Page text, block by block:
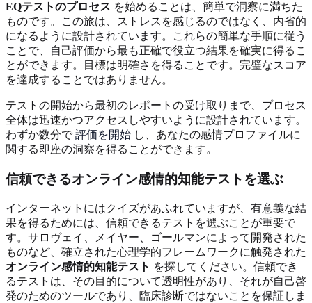
EQテストのプロセス を始めることは、簡単で洞察に満ちた
ものです。この旅は、ストレスを感じるのではなく、内省的
になるように設計されています。これらの簡単な手順に従う
ことで、自己評価から最も正確で役立つ結果を確実に得るこ
とができます。目標は明確さを得ることです。完璧なスコア
を達成することではありません。
テストの開始から最初のレポートの受け取りまで、プロセス
全体は迅速かつアクセスしやすいように設計されています。
わずか数分で評価を開始 し、あなたの感情プロファイルに
関する即座の洞察を得ることができます。
信頼できるオンライン感情的知能テストを選ぶ
インターネットにはクイズがあふれていますが、有意義な結
果を得るためには、信頼できるテストを選ぶことが重要で
す。サロヴェイ、メイヤー、ゴールマンによって開発された
ものなど、確立された心理学的フレームワークに触発された
オンライン感情的知能テスト を探してください。信頼でき
るテストは、その目的について透明性があり、それが自己啓
発のためのツールであり、臨床診断ではないことを保証しま